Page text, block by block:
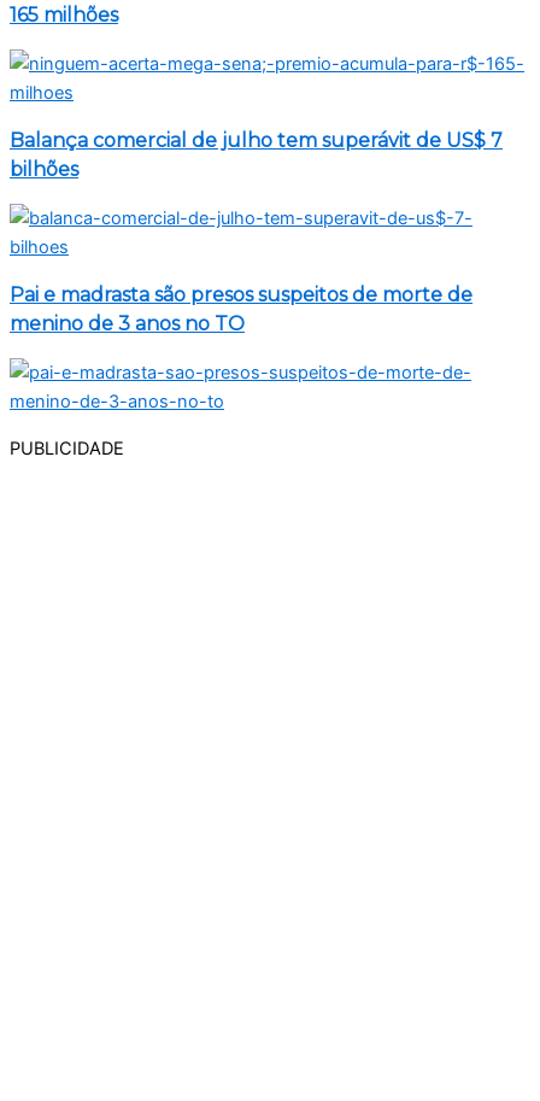
165 milhões
Balança comercial de julho tem superávit de US$ 7
bilhões
Pai e madrasta são presos suspeitos de morte de
menino de 3 anos no TO
PUBLICIDADE